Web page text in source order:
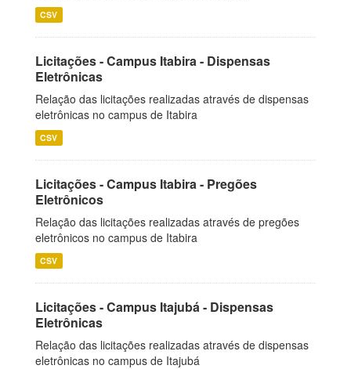
CSV
Licitações - Campus Itabira - Dispensas
Eletrônicas
Relação das licitações realizadas através de dispensas
eletrônicas no campus de Itabira
CSV
Licitações - Campus Itabira - Pregões
Eletrônicos
Relação das licitações realizadas através de pregões
eletrônicos no campus de Itabira
CSV
Licitações - Campus Itajubá - Dispensas
Eletrônicas
Relação das licitações realizadas através de dispensas
eletrônicas no campus de Itajubá